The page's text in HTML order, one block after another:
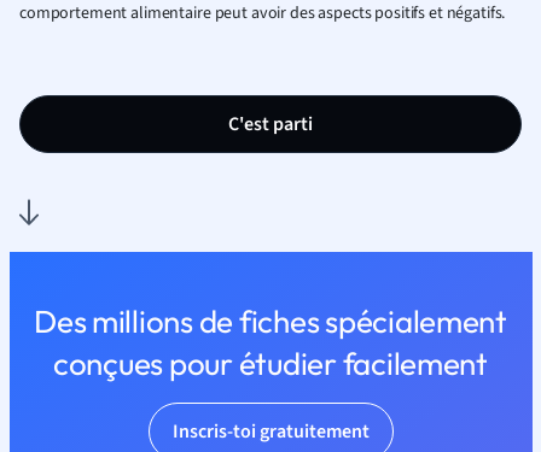
comportement alimentaire peut avoir des aspects positifs et négatifs.
C'est parti
Des millions de fiches spécialement
conçues pour étudier facilement
Inscris-toi gratuitement